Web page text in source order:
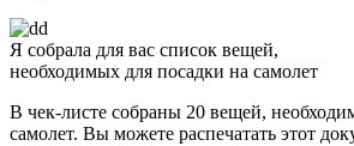
Я собрала для вас список вещей,
необходимых для посадки на самолет
В чек-листе собраны 20 вещей,
самолет. Вы можете распечатать этот